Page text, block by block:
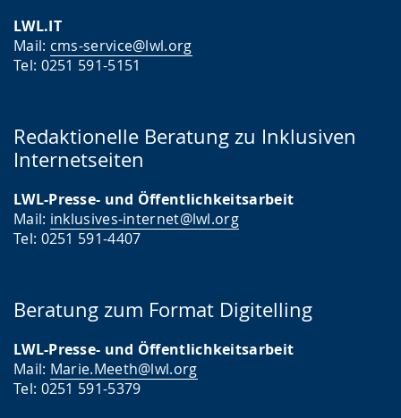
LWL.IT
Mail: cms-service@lwl.org
Tel: 0251 591-5151
Redaktionelle Beratung zu Inklusiven
Internetseiten
LWL-Presse- und Öffentlichkeitsarbeit
Mail: inklusives-internet@lwl.org
Tel: 0251 591-4407
Beratung zum Format Digitelling
LWL-Presse- und Öffentlichkeitsarbeit
Mail: Marie.Meeth@lwl.org
Tel: 0251 591-5379